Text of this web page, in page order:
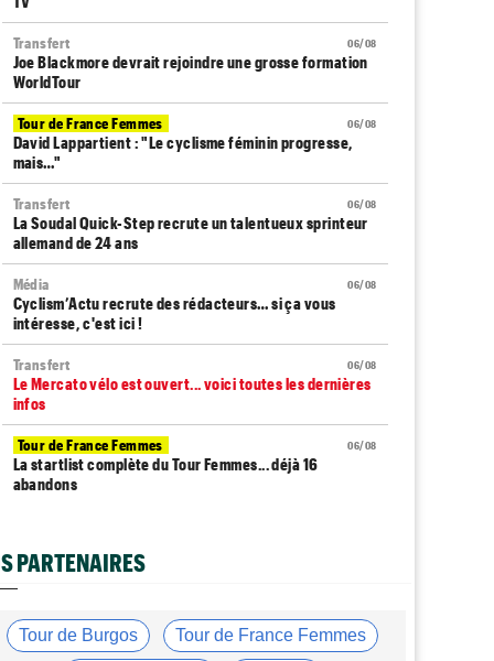
06/08
Transfert
Joe Blackmore devrait rejoindre une grosse formation
WorldTour
06/08
Tour de France Femmes
David Lappartient : "Le cyclisme féminin progresse,
mais…"
06/08
Transfert
La Soudal Quick-Step recrute un talentueux sprinteur
allemand de 24 ans
06/08
Média
Cyclism’Actu recrute des rédacteurs… si ça vous
intéresse, c'est ici !
06/08
Transfert
Le Mercato vélo est ouvert... voici toutes les dernières
infos
06/08
Tour de France Femmes
La startlist complète du Tour Femmes... déjà 16
abandons
profil…
La surprise Francisco Campos remporte la 1ère étape
PARTENAIRES
Tour de Burgos Tour de France Femmes